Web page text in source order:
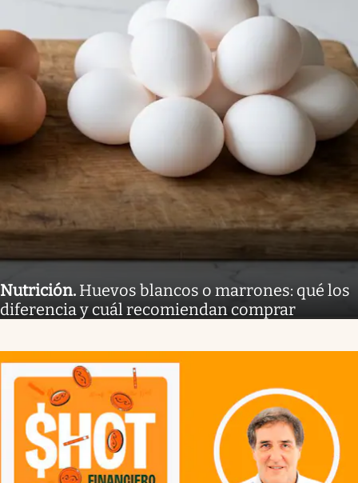
Nutrición. Huevos blancos o marrones: qué los
diferencia y cuál recomiendan comprar